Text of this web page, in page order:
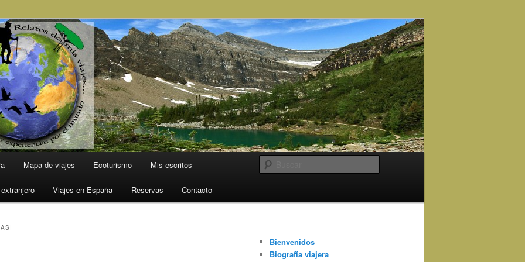
Mapa de viajes Ecoturismo Mis escritos
Viajes en España Reservas Contacto
Bienvenidos
Biografía viajera